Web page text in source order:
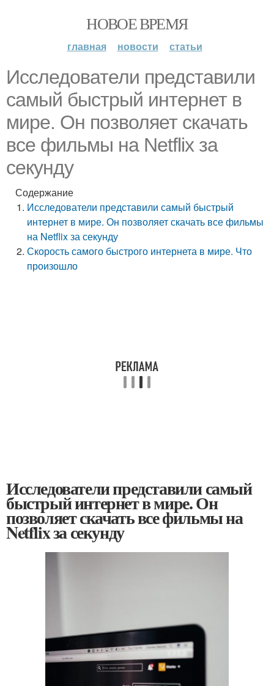
НОВОЕ ВРЕМЯ
главная новости статьи
Исследователи представили
самый быстрый интернет в
мире. Он позволяет скачать
все фильмы на Netflix за
секунду
Содержание
Исследователи представили самый быстрый
интернет в мире. Он позволяет скачать все фильмы
на Netflix за секунду
Скорость самого быстрого интернета в мире. Что
произошло
Исследователи представили самый
быстрый интернет в мире. Он
позволяет скачать все фильмы на
Netflix за секунду